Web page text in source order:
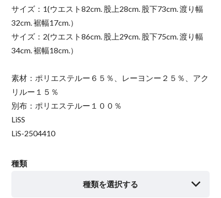
サイズ：1(ウエスト82cm. 股上28cm. 股下73cm. 渡り幅
32cm. 裾幅17cm.）
サイズ：2(ウエスト86cm. 股上29cm. 股下75cm. 渡り幅
34cm. 裾幅18cm.）
素材：ポリエステルー６５％、レーヨンー２５％、アク
リルー１５％
別布：ポリエステルー１００％
LiSS
LiS-2504410
種類
種類を選択する